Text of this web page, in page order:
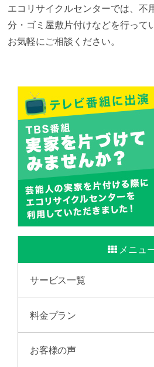
エコリサイクルセンターでは、不
分・ゴミ屋敷片付けなどを行って
お気軽にご相談ください。
メニュ
サービス一覧
料金プラン
お客様の声